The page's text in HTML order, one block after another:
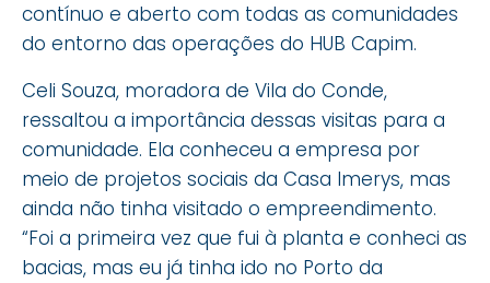
contínuo e aberto com todas as comunidades
do entorno das operações do HUB Capim.
Celi Souza, moradora de Vila do Conde,
ressaltou a importância dessas visitas para a
comunidade. Ela conheceu a empresa por
meio de projetos sociais da Casa Imerys, mas
ainda não tinha visitado o empreendimento.
“Foi a primeira vez que fui à planta e conheci as
bacias, mas eu já tinha ido no Porto da